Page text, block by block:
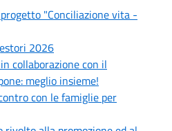
"Conciliazione vita -
2026
collaborazione con il
meglio insieme!
con le famiglie per